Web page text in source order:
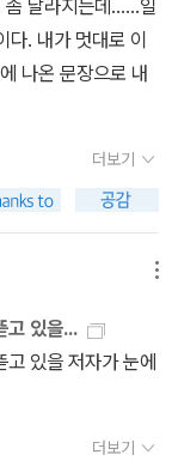
너무 많다는 기분
다는 점이 싫고, 점
으로 해야 할 것이
상 상대적으로든
시기 아닐까? 그런
공의 일은 점점 희
를 정제된 언어로
이 느껴진다. 좀처
게 하는 요샛말의
정말로 수첩만한 사
든다. 노조 지부장
고, 담백하다.
달라지는데......일
. 내가 멋대로 이
더보기
고 있을...
있을 저자가 눈에
더보기